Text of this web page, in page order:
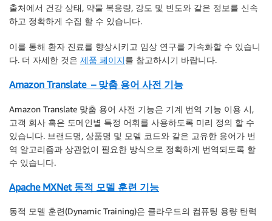
출처에서 건강 상태, 약물 복용량, 강도 및 빈도와 같은 정보를 신속
하고 정확하게 수집 할 수 있습니다.
이를 통해 환자 진료를 향상시키고 임상 연구를 가속화할 수 있습니
다. 더 자세한 것은 제품 페이지를 참고하시기 바랍니다.
Amazon Translate – 맞춤 용어 사전 기능
Amazon Translate 맞춤 용어 사전 기능은 기계 번역 기능 이용 시,
고객 회사 혹은 도메인별 특정 어휘를 사용하도록 미리 정의 할 수
있습니다. 브랜드명, 상품명 및 모델 코드와 같은 고유한 용어가 번
역 알고리즘과 상관없이 필요한 방식으로 정확하게 번역되도록 할
수 있습니다.
Apache MXNet 동적 모델 훈련 기능
동적 모델 훈련(Dynamic Training)은 클라우드의 컴퓨팅 용량 탄력